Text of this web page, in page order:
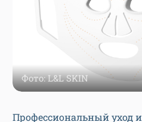
Фото: L&L SKIN
Профессиональный уход